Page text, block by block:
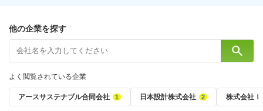
他の企業を探す
よく閲覧されている企業
アースサステナブル合同会社 日本設計株式会社 株式会社